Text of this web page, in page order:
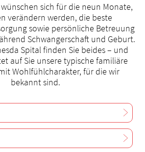
sich für die neun Monate,
verändern werden, die beste
sowie persönliche Betreuung
Schwangerschaft und Geburt.
Spital finden Sie beides – und
auf Sie unsere typische familiäre
Wohlfühlcharakter, für die wir
bekannt sind.